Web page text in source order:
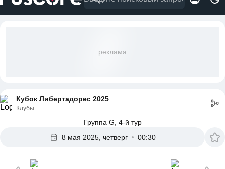
реклама
Кубок Либертадорес 2025
Клубы
Группа G, 4-й тур
8 мая 2025, четверг
00:30